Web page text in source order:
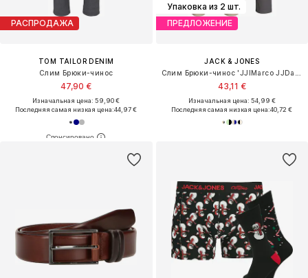
РАСПРОДАЖА
TOM TAILOR DENIM
Слим Брюки-чинос
47,90 €
Изначальная цена: 59,90 €
Последняя самая низкая цена:44,97 €
Упаковка из 2 шт.
ПРЕДЛОЖЕНИЕ
JACK & JONES
43,11 €
Изначальная цена: 54,99 €
Последняя самая низкая цена:40,72 €